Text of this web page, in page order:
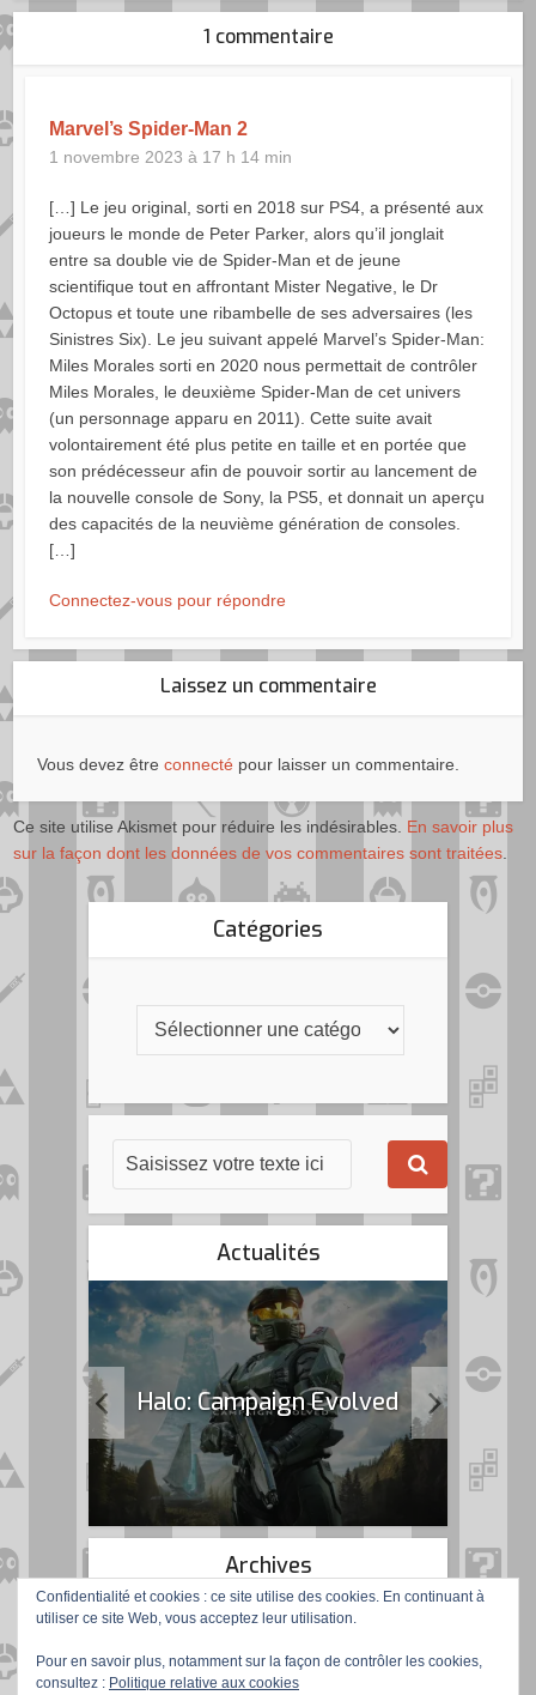
1 commentaire
Marvel’s Spider-Man 2
1 novembre 2023 à 17 h 14 min
[…] Le jeu original, sorti en 2018 sur PS4, a présenté aux
joueurs le monde de Peter Parker, alors qu’il jonglait
entre sa double vie de Spider-Man et de jeune
scientifique tout en affrontant Mister Negative, le Dr
Octopus et toute une ribambelle de ses adversaires (les
Sinistres Six). Le jeu suivant appelé Marvel’s Spider-Man:
Miles Morales sorti en 2020 nous permettait de contrôler
Miles Morales, le deuxième Spider-Man de cet univers
(un personnage apparu en 2011). Cette suite avait
volontairement été plus petite en taille et en portée que
son prédécesseur afin de pouvoir sortir au lancement de
la nouvelle console de Sony, la PS5, et donnait un aperçu
des capacités de la neuvième génération de consoles.
[…]
Connectez-vous pour répondre
Laissez un commentaire
Vous devez êtreconnecté pour laisser un commentaire.
Ce site utilise Akismet pour réduire les indésirables. En savoir plus
sur la façon dont les données de vos commentaires sont traitées
Catégories
Actualités
Halo: Campaign Evolved
Archives
Confidentialité et cookies : ce site utilise des cookies. En continuant à
utiliser ce site Web, vous acceptez leur utilisation.
Pour en savoir plus, notamment sur la façon de contrôler les cookies,
consultez : Politique relative aux cookies